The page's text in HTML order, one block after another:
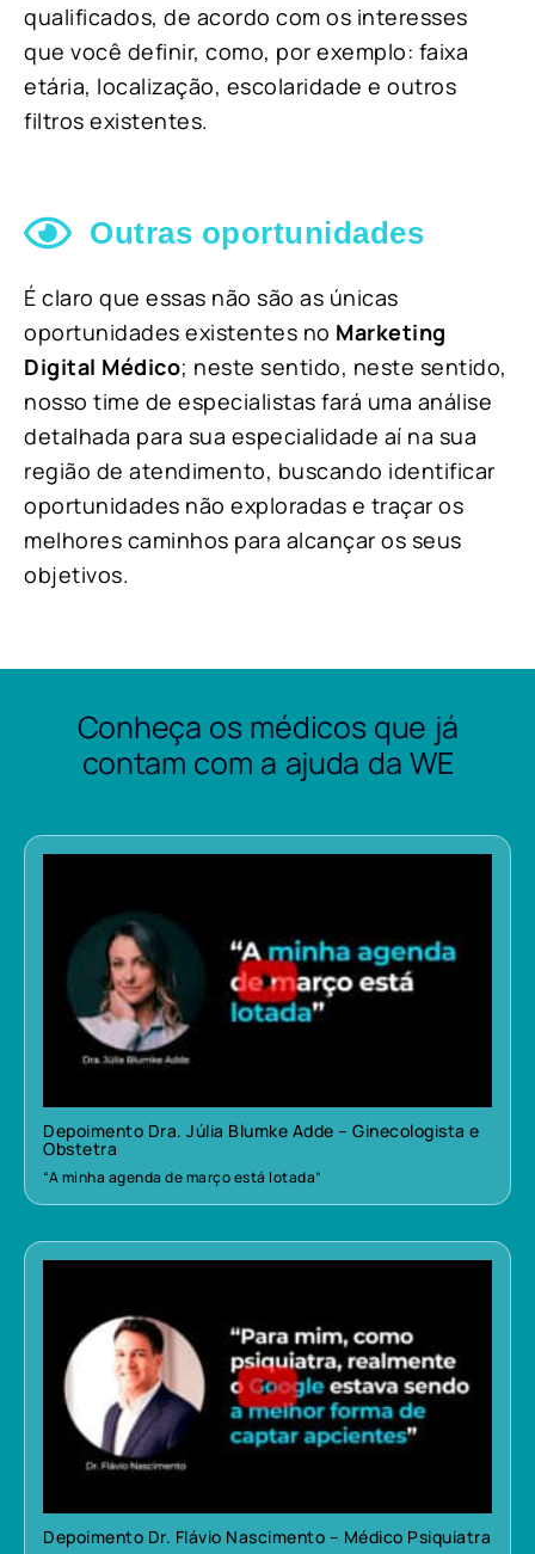
qualificados, de acordo com os interesses
que você definir, como, por exemplo: faixa
etária, localização, escolaridade e outros
filtros existentes.
Outras oportunidades
É claro que essas não são as únicas
oportunidades existentes no Marketing
Digital Médico; neste sentido, neste sentido,
nosso time de especialistas fará uma análise
detalhada para sua especialidade aí na sua
região de atendimento, buscando identificar
oportunidades não exploradas e traçar os
melhores caminhos para alcançar os seus
objetivos.
Conheça os médicos que já
contam com a ajuda da WE
Depoimento Dra. Júlia Blumke Adde – Ginecologista e
Obstetra
“A minha agenda de março está lotada”
Depoimento Dr. Flávio Nascimento – Médico Psiquiatra